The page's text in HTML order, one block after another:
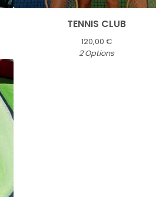
TENNIS CLUB
120,00 €
2 Options